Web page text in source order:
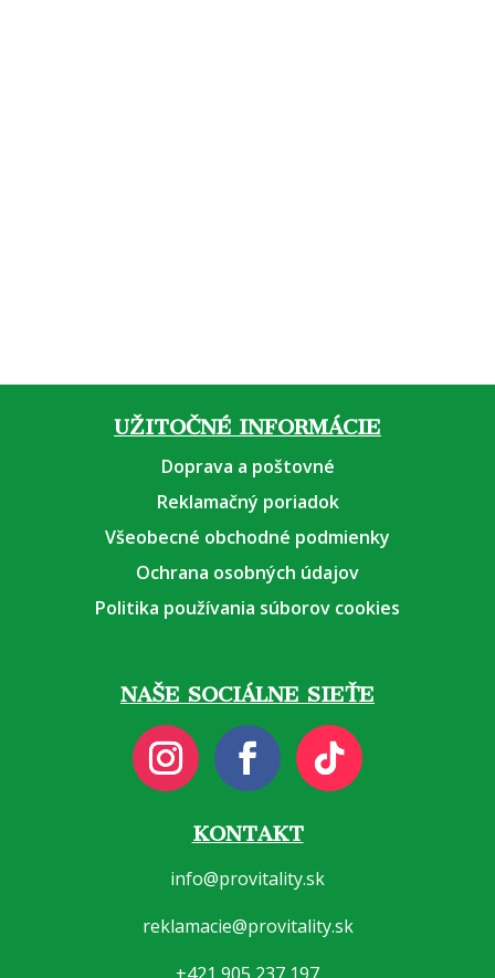
UŽITOČNÉ INFORMÁCIE
Doprava a poštovné
Reklamačný poriadok
Všeobecné obchodné podmienky
Ochrana osobných údajov
Politika používania súborov cookies
NAŠE SOCIÁLNE SIEŤE
KONTAKT
info@provitality.sk
reklamacie@provitality.sk